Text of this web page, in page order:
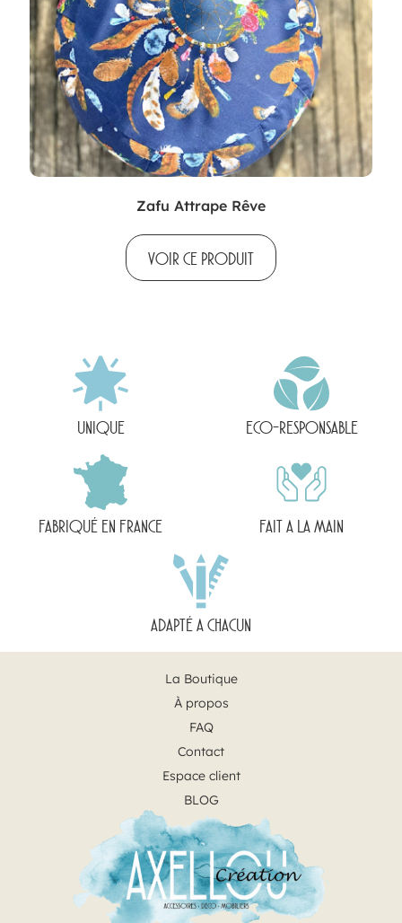
Zafu Attrape Rêve
VOIR CE PRODUIT
UNIQUE ECO-RESPONSABLE
FABRIQUÉ EN FRANCE FAIT A LA MAIN
ADAPTÉ A CHACUN
La Boutique
À propos
FAQ
Contact
Espace client
BLOG